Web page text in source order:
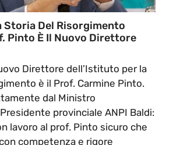
Storia Del Risorgimento
Pinto È Il Nuovo Direttore
Direttore dell’Istituto per la
è il Prof. Carmine Pinto.
dal Ministro
provinciale ANPI Baldi:
lavoro al prof. Pinto sicuro che
competenza e rigore